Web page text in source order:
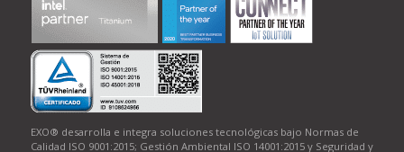
EXO® desarrolla e integra soluciones tecnológicas bajo Normas de
Calidad ISO 9001:2015; Gestión Ambiental ISO 14001:2015 y Seguridad y